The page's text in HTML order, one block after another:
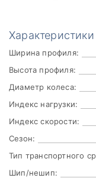
Характеристики
Ширина профиля:
Высота профиля:
Диаметр колеса:
Индекс нагрузки:
Индекс скорости:
Сезон:
Тип транспортного
Шип/нешип: